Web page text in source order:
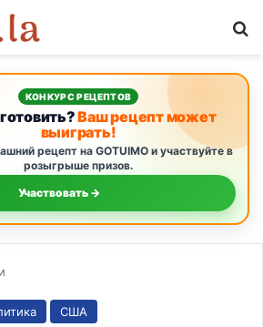
КОНКУРС РЕЦЕПТОВ
Ваш рецепт может
выиграть!
рецепт на GOTUIMO и участвуйте в
розыгрыше призов.
Участвовать →
США